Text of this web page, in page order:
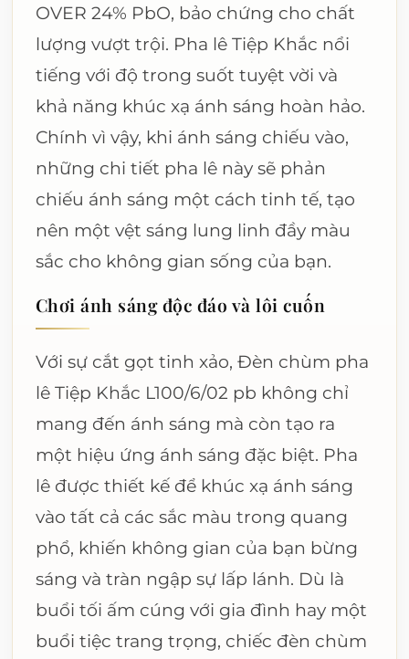
OVER 24% PbO, bảo chứng cho chất
lượng vượt trội. Pha lê Tiệp Khắc nổi
tiếng với độ trong suốt tuyệt vời và
khả năng khúc xạ ánh sáng hoàn hảo.
Chính vì vậy, khi ánh sáng chiếu vào,
những chi tiết pha lê này sẽ phản
chiếu ánh sáng một cách tinh tế, tạo
nên một vệt sáng lung linh đầy màu
sắc cho không gian sống của bạn.
Chơi ánh sáng độc đáo và lôi cuốn
Với sự cắt gọt tinh xảo, Đèn chùm pha
lê Tiệp Khắc L100/6/02 pb không chỉ
mang đến ánh sáng mà còn tạo ra
một hiệu ứng ánh sáng đặc biệt. Pha
lê được thiết kế để khúc xạ ánh sáng
vào tất cả các sắc màu trong quang
phổ, khiến không gian của bạn bừng
sáng và tràn ngập sự lấp lánh. Dù là
buổi tối ấm cúng với gia đình hay một
buổi tiệc trang trọng, chiếc đèn chùm